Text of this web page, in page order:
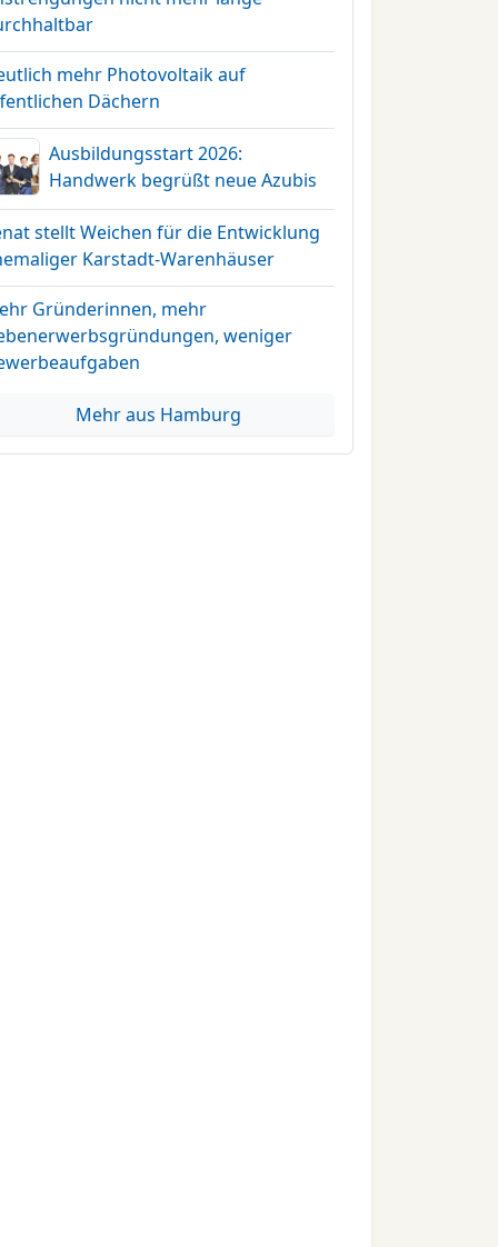
mehr Photovoltaik auf
Dächern
Ausbildungsstart 2026:
Handwerk begrüßt neue Azubis
stellt Weichen für die Entwicklung
Karstadt-Warenhäuser
Gründerinnen, mehr
weniger
Mehr aus Hamburg